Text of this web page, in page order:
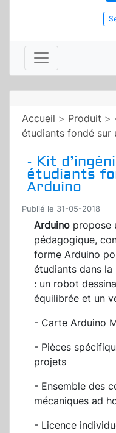
Accueil > Produit >
étudiants fondé sur
- Kit
étudiants
Arduino
Publié le 31-05-2018
Arduino propose
pédagogique,
forme Arduino
étudiants dans
: un robot
équilibrée et un
- Carte Arduino
- Pièces
projets
- Ensemble des
mécaniques ad
- Licence